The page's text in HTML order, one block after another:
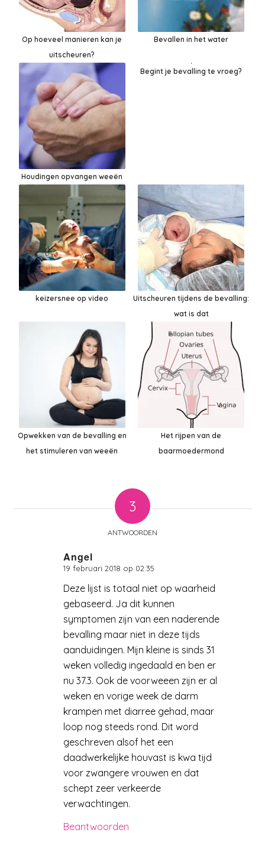
Op hoeveel manieren kan je
uitscheuren?
Bevallen in het water
Houdingen opvangen weeën
Begint je bevalling te vroeg?
keizersnee op video
Uitscheuren tijdens de bevalling:
wat is dat
Opwekken van de bevalling en
het stimuleren van weeën
Het rijpen van de
baarmoedermond
3
ANTWOORDEN
Angel
zegt:
19 februari 2018 op 02:35
Deze lijst is totaal niet op waarheid
gebaseerd. Ja dit kunnen
symptomen zijn van een naderende
bevalling maar niet in deze tijds
aanduidingen. Mijn kleine is sinds 31
weken volledig ingedaald en ben er
nu 37.3. Ook de voorweeen zijn er al
weken en vorige week de darm
krampen met diarree gehad, maar
loop nog steeds rond. Dit word
geschreven alsof het een
daadwerkelijke houvast is kwa tijd
voor zwangere vrouwen en dat
schept zeer verkeerde
verwachtingen.
Beantwoorden